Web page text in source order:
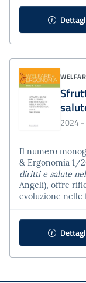
Partendo da un
volume si
persone private
2024 -
Il numero
& Ergonomia 1/
diritti e salute
Angeli), offre
evoluzione nelle
inquadrare
ristrutturazione
sociale che la